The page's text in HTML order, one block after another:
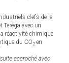
clefs de la
Teréga avec un
réactivité chimique
du CO2 en
accroché avec